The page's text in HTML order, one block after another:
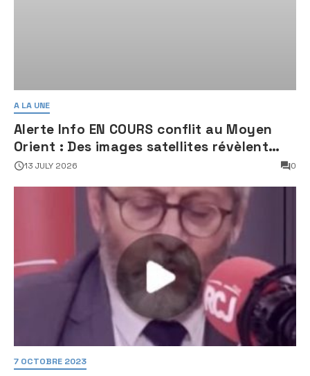
A LA UNE
Alerte Info EN COURS conflit au Moyen
Orient : Des images satellites révèlent
une activité jugée « inquiétante » sur
13 JULY 2026 0
7 OCTOBRE 2023